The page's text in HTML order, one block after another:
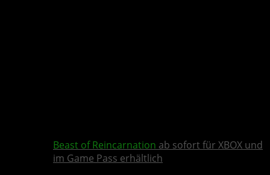
Beast of Reincarnation ab sofort für XBOX und
im Game Pass erhältlich